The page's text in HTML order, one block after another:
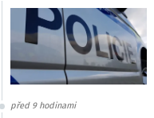
před 9 hodinami